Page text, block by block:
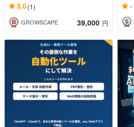
5.0(1)
GROWSCAPE 39,000 円
-